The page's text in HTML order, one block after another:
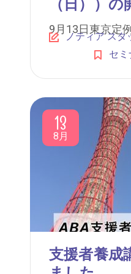
（日））
9月13日東京定
ノティア スタ
セミ
13
8月
支援者養成